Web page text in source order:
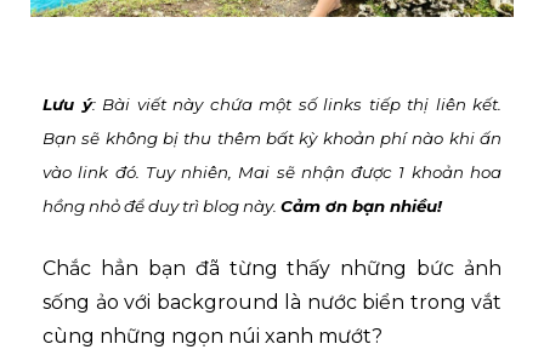
Lưu ý: Bài viết này chứa một số links tiếp thị liên kết.
Bạn sẽ không bị thu thêm bất kỳ khoản phí nào khi ấn
vào link đó. Tuy nhiên, Mai sẽ nhận được 1 khoản hoa
hồng nhỏ để duy trì blog này. Cảm ơn bạn nhiều!
Chắc hẳn bạn đã từng thấy những bức ảnh
sống ảo với background là nước biển trong vắt
cùng những ngọn núi xanh mướt?